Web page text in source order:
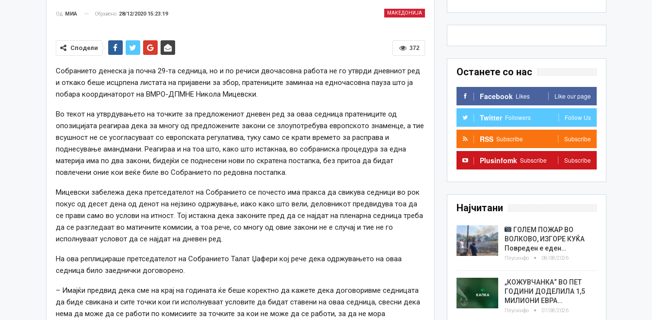
МАКЕДОНИЈА
Од МИА Објавено 28/12/2020 15:23:19
372
Сподели
Собранието денеска ја почна 29-та седница, но и по речиси двочасовна работа не го утврди дневниот ред
и откако беше исцрпена листата на пријавени за збор, пратениците заминаа на едночасовна пауза што ја
побара координаторот на ВМРО-ДПМНЕ Никола Мицевски.
Во текот на утврдувањето на точките за предложениот дневен ред за оваа седница пратениците од
опозицијата реагираа дека за многу од предложените закони се злоупотребува европското знаменце, а тие
всушност не се усогласуваат со европската регулатива, туку само се крати времето за расправа и
поднесување амандмани. Реагираа и на тоа што, како што истакнаа, во собраниска процедура за една
материја има по два закони, бидејќи се поднесени нови по скратена постапка, без притоа да бидат
повлечени оние кои веќе биле во Собранието по редовна постапка.
Мицевски забележа дека претседателот на Собранието се почесто има пракса да свикува седници во рок
покус од десет дена од денот на нејзино одржување, иако како што вели, деловникот предвидува тоа да
се прави само во услови на итност. Тој истакна дека законите пред да се најдат на пленарна седница треба
да се разгледаат во матичните комисии, а тоа рече, со многу од овие закони не е случај и тие не го
исполнуваат условот да се најдат на дневен ред.
На ова реплицираше претседателот на Собранието Талат Џафери кој рече дека одржувањето на оваа
седница било заеднички договорено.
– Имајќи предвид дека сме на крај на годината ќе беше коректно да кажете дека договоривме седницата
да биде свикана и сите точки кои ги исполнуваат условите да бидат ставени на оваа седница, свесни дека
нема да може да се работи по комисиите за точките за кои не може да се работи, за да не мора
Останете со нас
Facebook Likes Like our page
Twitter Followers Follow Us
RSS Subscribe Subscribe
Plusinfomk Subscribe Subscribe
Најчитани
ГОЛЕМ ПОЖАР ВО
ВОЛКОВО, ИЗГОРЕ КУЌА
Повреден е еден…
Плусинфо 08/08/2026
„КОЖУВЧАНКА“ ВО ПЕТ
ГОДИНИ ДОДЕЛИЛА 1,5
МИЛИОНИ ЕВРА…
Плусинфо 07/08/2026